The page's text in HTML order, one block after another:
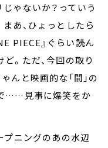
ゃないか？っていう
あ、ひょっとしたら
PIECE』ぐらい読ん
。ただ、今回の取り
んと映画的な「間」の
……見事に爆笑をか
プニングのあの水辺